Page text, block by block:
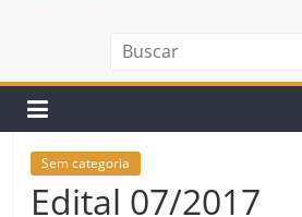
Sem categoria
Edital 07/2017